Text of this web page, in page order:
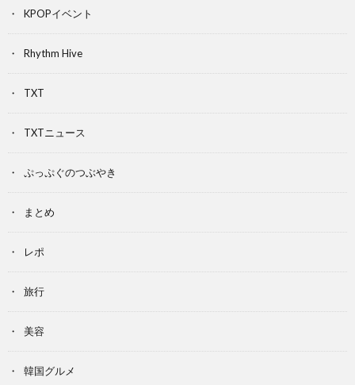
KPOPイベント
Rhythm Hive
TXT
TXTニュース
ぷっぷぐのつぶやき
まとめ
レポ
旅行
美容
韓国グルメ